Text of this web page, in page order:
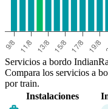
Servicios a bordo
Compara los servicios a
por train.
Instalaciones